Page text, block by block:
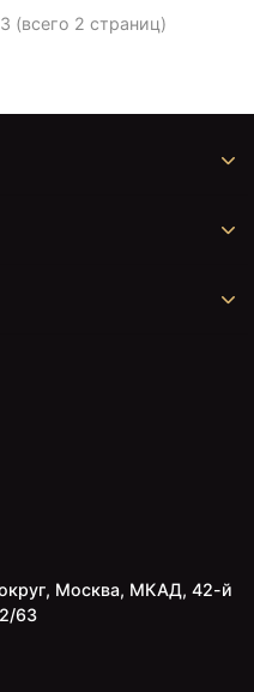
(всего 2 страниц)
Москва, МКАД, 42-й
63